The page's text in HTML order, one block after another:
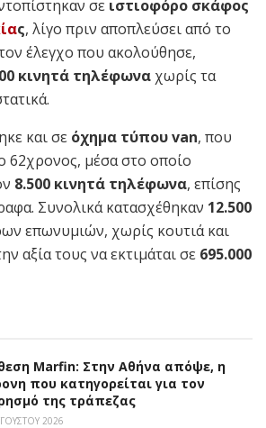
σε ιστιοφόρο σκάφος
ς, λίγο πριν αποπλεύσει από το
έλεγχο που ακολούθησε,
κινητά τηλέφωνα χωρίς τα
και σε όχημα τύπου van, που
62χρονος, μέσα στο οποίο
8.500 κινητά τηλέφωνα, επίσης
Συνολικά κατασχέθηκαν 12.500
επωνυμιών, χωρίς κουτιά και
αξία τους να εκτιμάται σε 695.000
Marfin: Στην Αθήνα απόψε, η
που κατηγορείται για τον
της τράπεζας
2026